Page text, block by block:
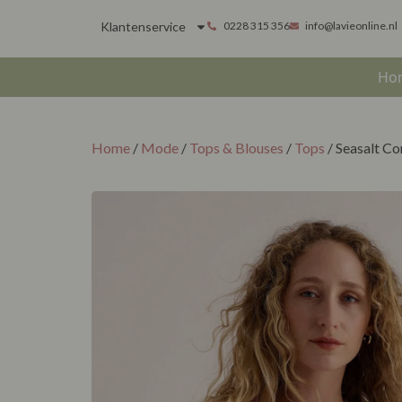
Klantenservice 0228 315 356 info@lavieonline.nl
Home / Mode / Tops & Blouses / Tops / Seasalt